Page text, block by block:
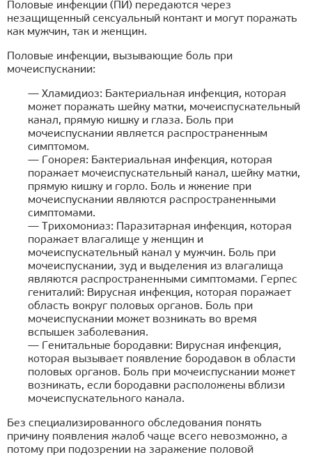
Половые инфекции (ПИ) передаются через
незащищенный сексуальный контакт и могут поражать
как мужчин, так и женщин.
Половые инфекции, вызывающие боль при
мочеиспускании:
— Хламидиоз: Бактериальная инфекция, которая
может поражать шейку матки, мочеиспускательный
канал, прямую кишку и глаза. Боль при
мочеиспускании является распространенным
симптомом.
— Гонорея: Бактериальная инфекция, которая
поражает мочеиспускательный канал, шейку матки,
прямую кишку и горло. Боль и жжение при
мочеиспускании являются распространенными
симптомами.
— Трихомониаз: Паразитарная инфекция, которая
поражает влагалище у женщин и
мочеиспускательный канал у мужчин. Боль при
мочеиспускании, зуд и выделения из влагалища
являются распространенными симптомами. Герпес
гениталий: Вирусная инфекция, которая поражает
область вокруг половых органов. Боль при
мочеиспускании может возникать во время
вспышек заболевания.
— Генитальные бородавки: Вирусная инфекция,
которая вызывает появление бородавок в области
половых органов. Боль при мочеиспускании может
возникать, если бородавки расположены вблизи
мочеиспускательного канала.
Без специализированного обследования понять
причину появления жалоб чаще всего невозможно, а
потому при подозрении на заражение половой